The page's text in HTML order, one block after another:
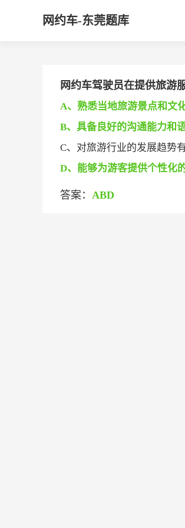
网约车-东莞题库
网约车驾驶员在提供旅游
A、熟悉当地旅游景点和文
B、具备良好的沟通能力和
C、对旅游行业的发展趋势
D、能够为游客提供个性化
答案： ABD